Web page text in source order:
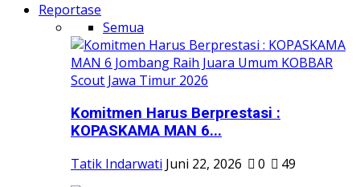
Reportase
Semua
Komitmen Harus Berprestasi :
KOPASKAMA MAN 6...
Tatik Indarwati Juni 22, 2026 0 49